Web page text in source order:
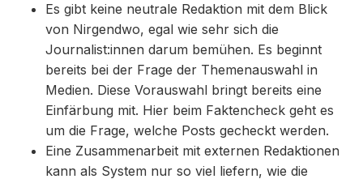
Es gibt keine neutrale Redaktion mit dem Blick
von Nirgendwo, egal wie sehr sich die
Journalist:innen darum bemühen. Es beginnt
bereits bei der Frage der Themenauswahl in
Medien. Diese Vorauswahl bringt bereits eine
Einfärbung mit. Hier beim Faktencheck geht es
um die Frage, welche Posts gecheckt werden.
Eine Zusammenarbeit mit externen Redaktionen
kann als System nur so viel liefern, wie die